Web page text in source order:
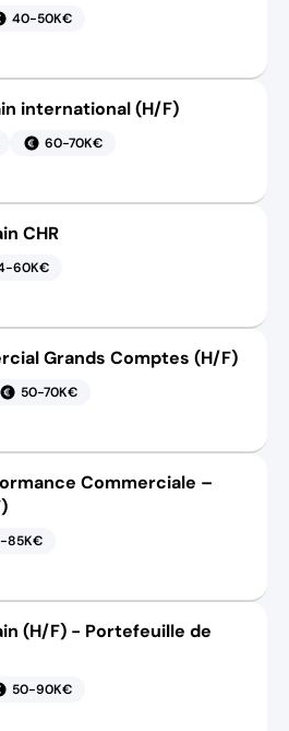
40-50K€
international (H/F)
60-70K€
CHR
60K€
Grands Comptes (H/F)
50-70K€
Commerciale –
85K€
(H/F) - Portefeuille de
50-90K€